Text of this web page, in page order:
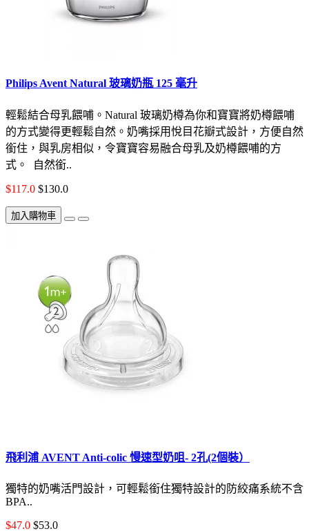
Philips Avent Natural 玻璃奶瓶 125 毫升
輕鬆結合母乳餵哺。Natural 玻璃奶樽為你和寶寶將奶樽餵哺
的方式變得更輕鬆自然。奶嘴採用悅目花瓣式設計，方便自然
銜住，與乳房相似，令寶寶容易融合母乳及奶樽餵哺的方
式。 自然銜..
$117.0 $130.0
加入購物車
飛利浦 AVENT Anti-colic 慢速型奶咀- 2孔(2個裝）
獨特的奶嘴活門設計，可輕鬆銜住獨特設計的防絞痛系統不含
BPA..
$47.0 $53.0